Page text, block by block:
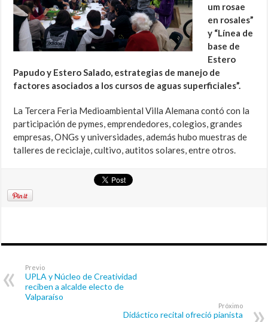
um rosae
en rosales”
y “Línea de
base de
Estero
Papudo y Estero Salado, estrategias de manejo de
factores asociados a los cursos de aguas superficiales”.
La Tercera Feria Medioambiental Villa Alemana contó con la
participación de pymes, emprendedores, colegios, grandes
empresas, ONGs y universidades, además hubo muestras de
talleres de reciclaje, cultivo, autitos solares, entre otros.
Previo
UPLA y Núcleo de Creatividad
reciben a alcalde electo de
Valparaíso
Próximo
Didáctico recital ofreció pianista